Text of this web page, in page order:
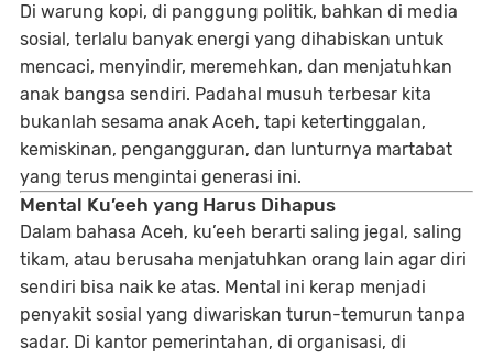
Di warung kopi, di panggung politik, bahkan di media
sosial, terlalu banyak energi yang dihabiskan untuk
mencaci, menyindir, meremehkan, dan menjatuhkan
anak bangsa sendiri. Padahal musuh terbesar kita
bukanlah sesama anak Aceh, tapi ketertinggalan,
kemiskinan, pengangguran, dan lunturnya martabat
yang terus mengintai generasi ini.
Mental Ku’eeh yang Harus Dihapus
Dalam bahasa Aceh, ku’eeh berarti saling jegal, saling
tikam, atau berusaha menjatuhkan orang lain agar diri
sendiri bisa naik ke atas. Mental ini kerap menjadi
penyakit sosial yang diwariskan turun-temurun tanpa
sadar. Di kantor pemerintahan, di organisasi, di